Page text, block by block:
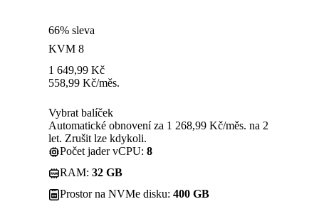
66% sleva
KVM 8
1 649,99 Kč
558,99 Kč/měs.
Vybrat balíček
Automatické obnovení za 1 268,99 Kč/měs. na 2
let. Zrušit lze kdykoli.
Počet jader vCPU: 8
RAM: 32 GB
Prostor na NVMe disku: 400 GB